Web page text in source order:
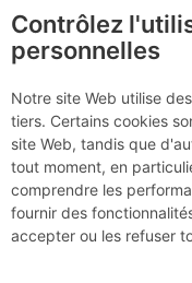
Le
Activités
Date/heure
24 juil.
Contributeur
Yéti
Contrôlez
personnelles
Notre site Web utilise
tiers. Certains cookies
site Web, tandis que
tout moment, en
comprendre les
fournir des
accepter ou les refuser